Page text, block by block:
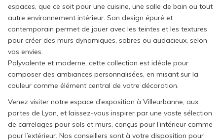
espaces, que ce soit pour une cuisine, une salle de bain ou tout
autre environnement intérieur. Son design épuré et
contemporain permet de jouer avec les teintes et les textures
pour créer des murs dynamiques, sobres ou audacieux, selon
vos envies.
Polyvalente et moderne, cette collection est idéale pour
composer des ambiances personnalisées, en misant sur la
couleur comme élément central de votre décoration.
Venez visiter notre espace d’exposition à Villeurbanne, aux
portes de Lyon, et laissez-vous inspirer par une vaste sélection
de carrelages pour sols et murs, conçus pour l’intérieur comme
pour l’extérieur. Nos conseillers sont à votre disposition pour